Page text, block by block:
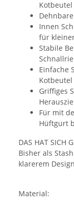
Kotbeutel
Innen
für
Stabile
Einfache
Kotbeutel
Griffiges
Für mit
Hüftgurt
DAS HAT SICH
Bisher als
klarerem
Material: